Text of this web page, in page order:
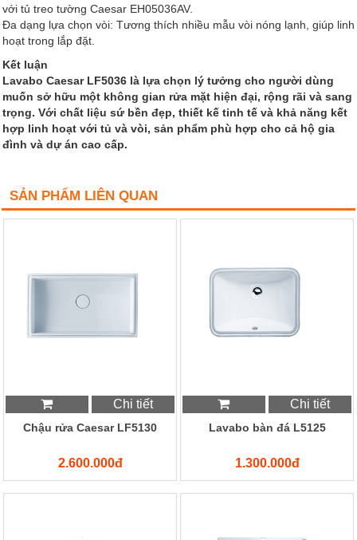
với tủ treo tường Caesar EH05036AV.
Đa dạng lựa chọn vòi: Tương thích nhiều mẫu vòi nóng lạnh, giúp linh
hoạt trong lắp đặt.
Kết luận
Lavabo Caesar LF5036 là lựa chọn lý tưởng cho người dùng
muốn sở hữu một không gian rửa mặt hiện đại, rộng rãi và sang
trọng. Với chất liệu sứ bền đẹp, thiết kế tinh tế và khả năng kết
hợp linh hoạt với tủ và vòi, sản phẩm phù hợp cho cả hộ gia
đình và dự án cao cấp.
SẢN PHẨM LIÊN QUAN
Chi tiết
Chậu rửa Caesar LF5130
2.600.000đ
Chi tiết
Lavabo bàn đá L5125
1.300.000đ